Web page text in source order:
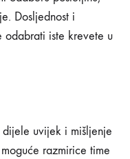
Dosljednost i
odabrati iste krevete u
uvijek i mišljenje
razmirice time